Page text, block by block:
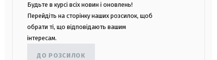
Будьте в курсі всіх новин і оновлень!
Перейдіть на сторінку наших розсилок, щоб
обрати ті, що відповідають вашим
інтересам.
ДО РОЗСИЛОК